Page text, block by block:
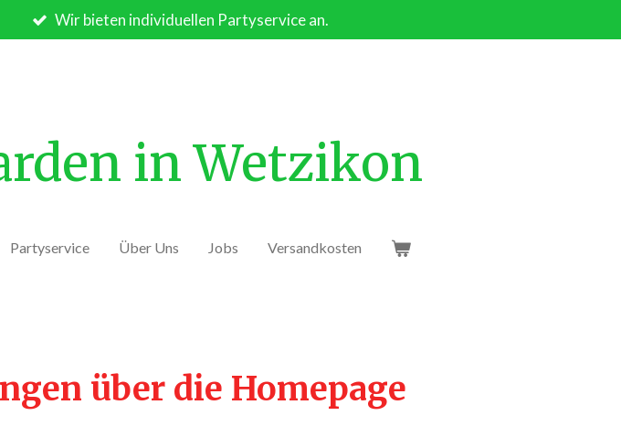
Wir bieten individuellen Partyservice an.
in Wetzikon
Partyservice Über Uns Jobs Versandkosten
über die Homepage